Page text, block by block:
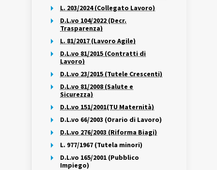
L. 203/2024 (Collegato Lavoro)
D.L.vo 104/2022 (Decr.
Trasparenza)
L. 81/2017 (Lavoro Agile)
D.L.vo 81/2015 (Contratti di
Lavoro)
D.L.vo 23/2015 (Tutele Crescenti)
D.L.vo 81/2008 (Salute e
Sicurezza)
D.L.vo 151/2001(TU Maternità)
D.L.vo 66/2003 (Orario di Lavoro)
D.L.vo 276/2003 (Riforma Biagi)
L. 977/1967 (Tutela minori)
D.L.vo 165/2001 (Pubblico
Impiego)